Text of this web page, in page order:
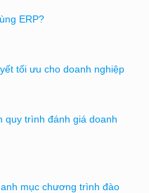
ERP?
tối ưu cho doanh nghiệp
quy trình đánh giá doanh
mục chương trình đào